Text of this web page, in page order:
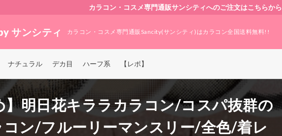
カラコン・コスメ専門通販サンシティへのご注文はこちらから
サンシティ カラコン・コスメ専門通販Sancity(サンシティ)はカラコン全国送料無料!!
ナチュラル デカ目 ハーフ系 【レポ】
】明日花キララカラコン/コスパ抜群の
ン/フルーリーマンスリー/全色/着レ